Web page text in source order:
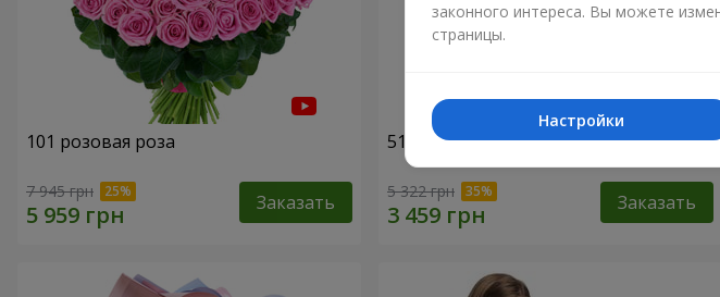
101 розовая роза
7 945 грн Заказать
51 розовая роза
5 322 грн Заказать
законного интереса. Вы можете
страницы.
Настройки